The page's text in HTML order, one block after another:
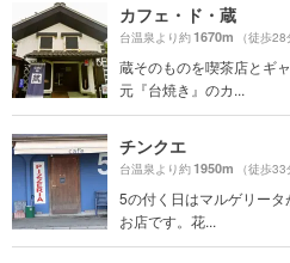
カフェ・ド・蔵
台温泉より約1670m （徒歩28
蔵そのものを喫茶店とギ
元『台焼き』のカ...
チンクエ
台温泉より約1950m （徒歩33
5の付く日はマルゲリー
お店です。花...